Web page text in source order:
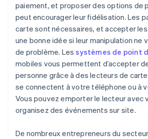
paiement, et proposer des options de
peut encourager leur fidélisation. Les
carte sont nécessaires, et accepter
une bonne idée si leur manipulation ne
de problème. Lessystèmes de point
mobiles vous permettent d’accepter
personne grâce à des lecteurs de
se connectent à votre téléphone ou à
Vous pouvez emporter le lecteur avec
organisez des événements sur site.
De nombreux entrepreneurs du